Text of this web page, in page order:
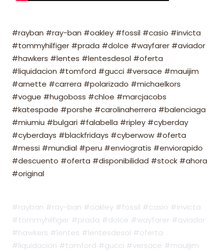
#rayban #ray-ban #oakley #fossil #casio #invicta
#tommyhilfiger #prada #dolce #wayfarer #aviador
#hawkers #lentes #lentesdesol #oferta
#liquidacion #tomford #gucci #versace #mauijim
#arnette #carrera #polarizado #michaelkors
#vogue #hugoboss #chloe #marcjacobs
#katespade #porshe #carolinaherrera #balenciaga
#miumiu #bulgari #falabella #ripley #cyberday
#cyberdays #blackfridays #cyberwow #oferta
#messi #mundial #peru #enviogratis #enviorapido
#descuento #oferta #disponibilidad #stock #ahora
#original
#rayban #ray-ban #oakley #fossil #casio #invicta
#tommyhilfiger #prada #dolce #wayfarer #aviador
#hawkers #lentes #lentesdesol #oferta
#liquidacion #tomford #gucci #versace #mauijim